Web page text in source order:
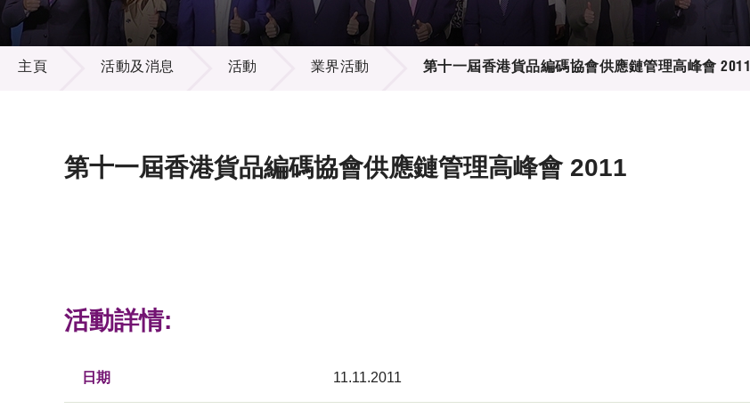
招標通告
供應商登記
徵求研發項目計劃書
項目資料庫
資訊中心
多媒體
出版刊物
活動及消息
主頁 活動及消息 活動 業界活動 第十一屆香港貨品編碼協會供應鏈管理高峰​​會 2011
第十一屆香港貨品編碼協會供應鏈管理高峰​​會 2011
活動詳情:
日期 11.11.2011